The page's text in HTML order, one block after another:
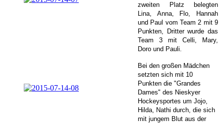
zweiten Platz belegten
Lina, Anna, Flo, Hannah
und Paul vom Team 2 mit 9
Punkten, Dritter wurde das
Team 3 mit Celli, Mary,
Doro und Pauli.
Bei den großen Mädchen
setzten sich mit 10
Punkten die "Grandes
Dames" des Nieskyer
Hockeysportes um Jojo,
Hilda, Nathi durch, die sich
mit jungem Blut aus der